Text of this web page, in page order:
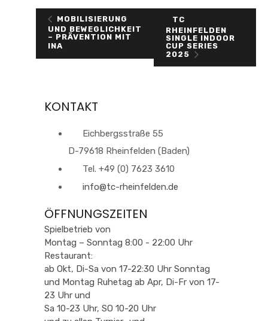
MOBILISIERUNG
UND BEWEGLICHKEIT
– PRÄVENTION MIT
INA
TC
RHEINFELDEN
SINGLE INDOOR
CUP SERIES
2025
KONTAKT
Eichbergsstraße 55
D-79618 Rheinfelden (Baden)
Tel. +49 (0) 7623 3610
info@tc-rheinfelden.de
ÖFFNUNGSZEITEN
Spielbetrieb von
Montag – Sonntag 8:00 - 22:00 Uhr
Restaurant:
ab Okt, Di-Sa von 17-22:30 Uhr Sonntag
und Montag Ruhetag ab Apr, Di-Fr von 17-
23 Uhr und
Sa 10-23 Uhr, SO 10-20 Uhr